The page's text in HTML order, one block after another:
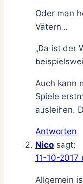
Oder man
Vätern…
„Da ist der
Auch kann
Spiele
ausleihen.
Antworten
Nico sagt:
11-10-2017
Allgemein